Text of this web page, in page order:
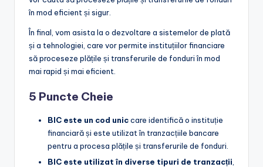
în mod eficient și sigur.
În final, vom asista la o dezvoltare a sistemelor de plată
și a tehnologiei, care vor permite instituțiilor financiare
să proceseze plățile și transferurile de fonduri în mod
mai rapid și mai eficient.
5 Puncte Cheie
BIC este un cod uniccare identifică o instituție
financiară și este utilizat în tranzacțiile bancare
pentru a procesa plățile și transferurile de fonduri.
BIC este utilizat în diverse tipuri de tranzacții